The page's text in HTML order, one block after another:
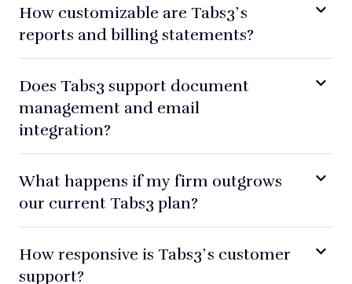
How customizable are Tabs3’s
reports and billing statements?
Does Tabs3 support document
management and email
integration?
What happens if my firm outgrows
our current Tabs3 plan?
How responsive is Tabs3’s customer
support?